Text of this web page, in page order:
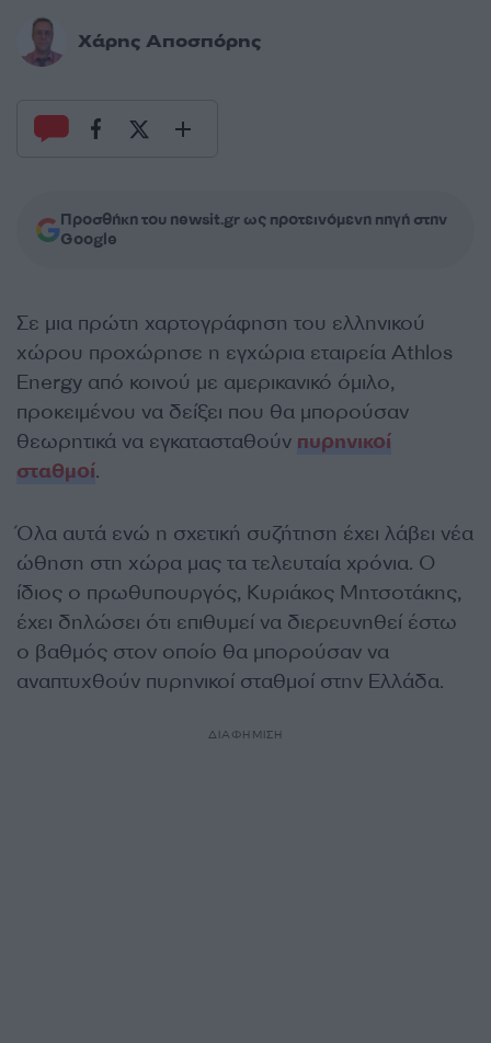
Χάρης Αποσπόρης
Προσθήκη του newsit.gr ως προτεινόμενη πηγή στην
Google
Σε μια πρώτη χαρτογράφηση του ελληνικού
χώρου προχώρησε η εγχώρια εταιρεία Athlos
Energy από κοινού με αμερικανικό όμιλο,
προκειμένου να δείξει που θα μπορούσαν
θεωρητικά να εγκατασταθούν πυρηνικοί
σταθμοί.
Όλα αυτά ενώ η σχετική συζήτηση έχει λάβει νέα
ώθηση στη χώρα μας τα τελευταία χρόνια. Ο
ίδιος ο πρωθυπουργός, Κυριάκος Μητσοτάκης,
έχει δηλώσει ότι επιθυμεί να διερευνηθεί έστω
ο βαθμός στον οποίο θα μπορούσαν να
αναπτυχθούν πυρηνικοί σταθμοί στην Ελλάδα.
ΔΙΑΦΗΜΙΣΗ